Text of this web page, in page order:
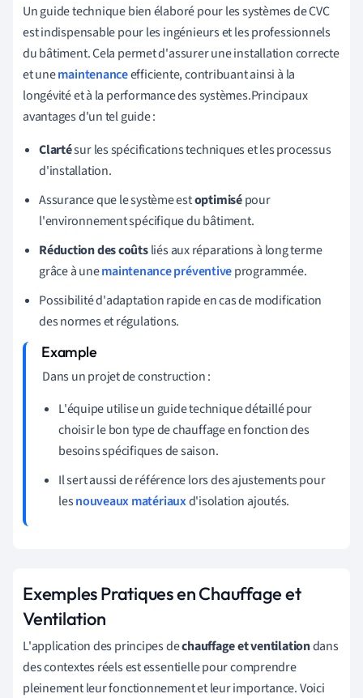
Un guide technique bien élaboré pour les systèmes de CVC
est indispensable pour les ingénieurs et les professionnels
du bâtiment. Cela permet d'assurer une installation correcte
et unemaintenanceefficiente, contribuant ainsi à la
longévité et à la performance des systèmes.Principaux
avantages d'un tel guide :
Clartésur les spécifications techniques et les processus
d'installation.
Assurance que le système estoptimisépour
l'environnement spécifique du bâtiment.
Réduction des coûtsliés aux réparations à long terme
grâce à unemaintenance préventiveprogrammée.
Possibilité d'adaptation rapide en cas de modification
des normes et régulations.
Dans un projet de construction :
L'équipe utilise un guide technique détaillé pour
choisir le bon type de chauffage en fonction des
besoins spécifiques de saison.
Il sert aussi de référence lors des ajustements pour
lesnouveaux matériauxd'isolation ajoutés.
Exemples Pratiques en Chauffage et
Ventilation
L'application des principes dechauffage et ventilationdans
des contextes réels est essentielle pour comprendre
pleinement leur fonctionnement et leur importance. Voici